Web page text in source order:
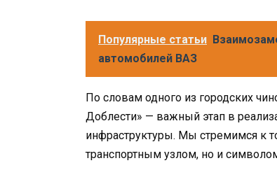
Популярные статьи
автомобилей ВАЗ
По словам одного из городских
Доблести» — важный этап в
инфраструктуры. Мы стремимся к
транспортным узлом, но и